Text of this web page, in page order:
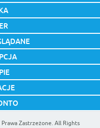
Prawa Zastrzeżone. All Rights